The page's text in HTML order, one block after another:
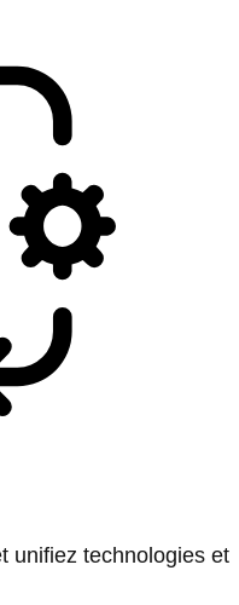
unifiez technologies et